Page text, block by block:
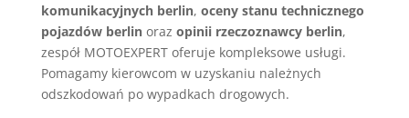
komunikacyjnych berlin, oceny stanu technicznego
pojazdów berlinoraz opinii rzeczoznawcy berlin,
zespół MOTOEXPERT oferuje kompleksowe usługi.
Pomagamy kierowcom w uzyskaniu należnych
odszkodowań po wypadkach drogowych.